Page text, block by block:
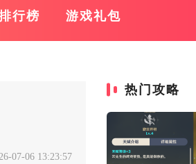
行榜 游戏礼包
07-06 13:23:57
热门攻略